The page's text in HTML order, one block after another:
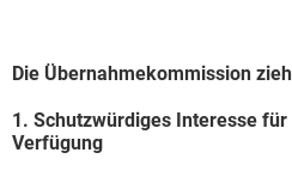
Die Übernahmekommission
1. Schutzwürdiges Interesse
Verfügung